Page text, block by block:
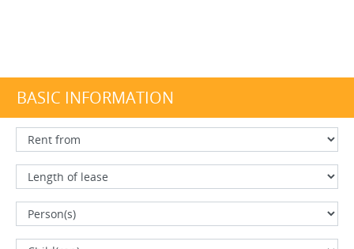
BASIC INFORMATION